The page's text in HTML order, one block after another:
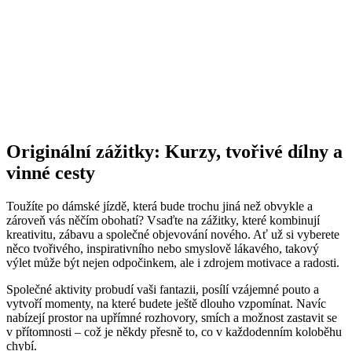
Originální zážitky: Kurzy, tvořivé dílny a
vinné cesty
Toužíte po dámské jízdě, která bude trochu jiná než obvykle a
zároveň vás něčím obohatí? Vsaďte na zážitky, které kombinují
kreativitu, zábavu a společné objevování nového. Ať už si vyberete
něco tvořivého, inspirativního nebo smyslově lákavého, takový
výlet může být nejen odpočinkem, ale i zdrojem motivace a radosti.
Společné aktivity probudí vaši fantazii, posílí vzájemné pouto a
vytvoří momenty, na které budete ještě dlouho vzpomínat. Navíc
nabízejí prostor na upřímné rozhovory, smích a možnost zastavit se
v přítomnosti – což je někdy přesně to, co v každodenním koloběhu
chybí.